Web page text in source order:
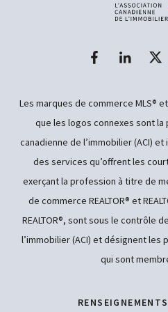
Les marques de commerce MLS®
que les logos connexes sont la
canadienne de l’immobilier (ACI)
des services qu’offrent les
exerçant la profession à titre de
de commerce REALTOR® et
REALTOR®, sont sous le contrôle
l’immobilier (ACI) et désignent les
qui sont